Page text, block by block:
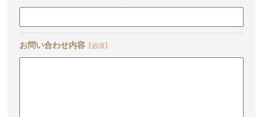
お問い合わせ内容 【必須】